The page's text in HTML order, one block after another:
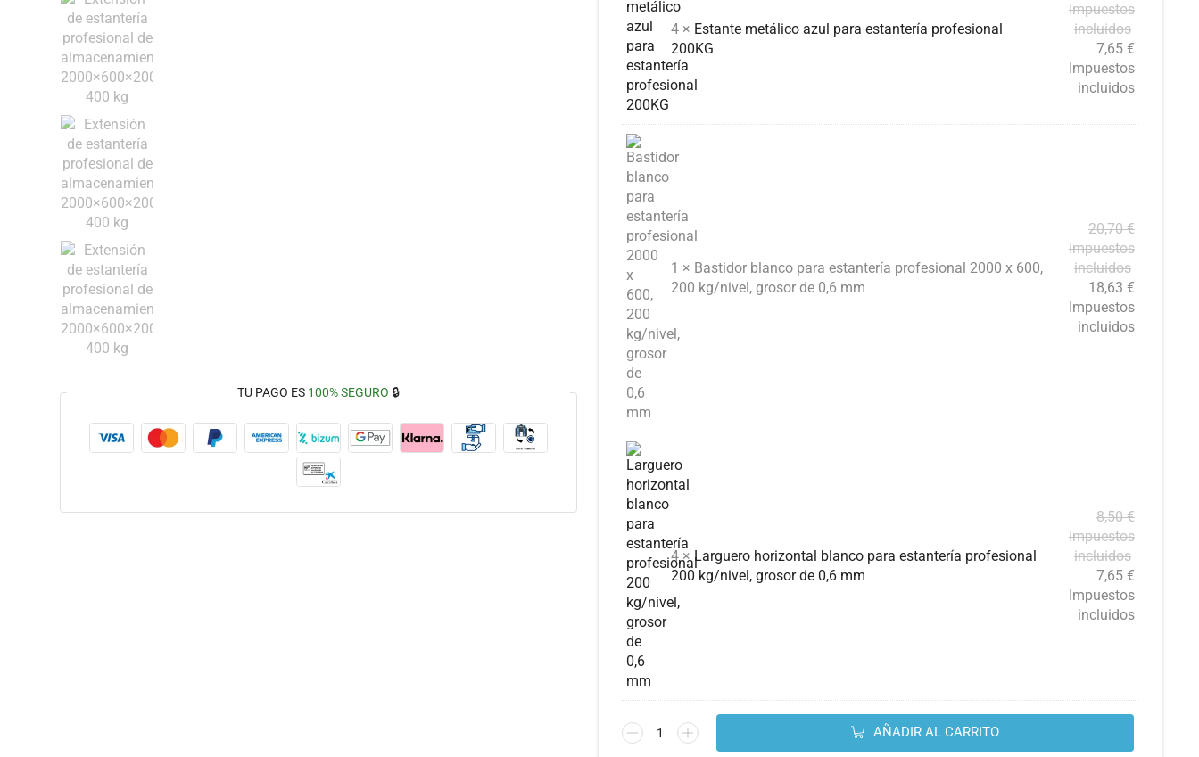
TU PAGO ES 100% SEGURO 🔒
4 × Estante metálico azul para estantería profesional
200KG
Impuestos
incluidos
7,65 €
Impuestos
incluidos
1 × Bastidor blanco para estantería profesional 2000 x 600,
200 kg/nivel, grosor de 0,6 mm
20,70€
Impuestos
incluidos
18,63 €
Impuestos
incluidos
4 ×Larguero horizontal blanco para estantería profesional
200 kg/nivel, grosor de 0,6 mm
8,50€
Impuestos
incluidos
7,65 €
Impuestos
incluidos
AÑADIR AL CARRITO